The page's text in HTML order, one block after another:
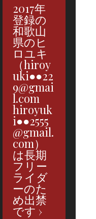
2017年
登録の
和歌山
県のヒ
ロユキ
（hiroy
uki●●22
9@gmai
l.com
hiroyuk
i●●2555
@gmail.
com）
は長期
フリー
ライダ
ーのた
め出禁
です